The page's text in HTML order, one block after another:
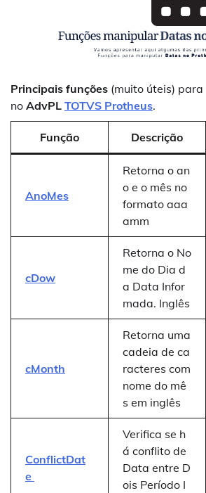
Principais funções (muito úteis) para
no AdvPL TOTVS Protheus.
Função Descrição
AnoMes
Retorna o an
o e o mês no
formato aaa
amm
cDow
Retorna o No
me do Dia d
a Data Infor
mada. Inglês
cMonth
Retorna uma
cadeia de ca
racteres com
nome do mê
s em inglês
ConflictDat
e
Verifica se h
á conflito de
Data entre D
ois Período I